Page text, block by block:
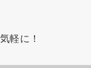
軽に！